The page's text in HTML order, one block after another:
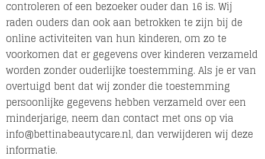
controleren of een bezoeker ouder dan 16 is. Wij
raden ouders dan ook aan betrokken te zijn bij de
online activiteiten van hun kinderen, om zo te
voorkomen dat er gegevens over kinderen verzameld
worden zonder ouderlijke toestemming. Als je er van
overtuigd bent dat wij zonder die toestemming
persoonlijke gegevens hebben verzameld over een
minderjarige, neem dan contact met ons op via
info@bettinabeautycare.nl, dan verwijderen wij deze
informatie.